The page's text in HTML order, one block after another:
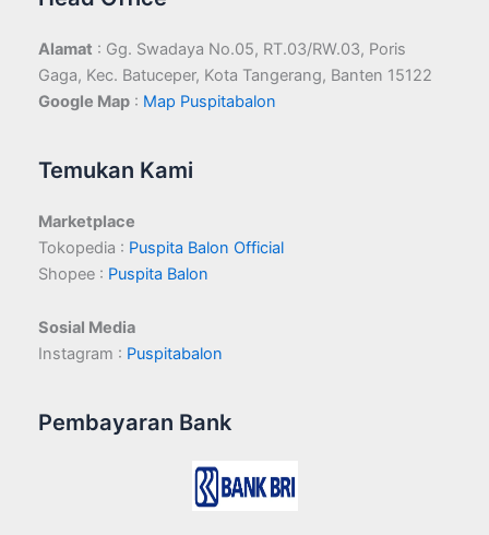
Alamat : Gg. Swadaya No.05, RT.03/RW.03, Poris
Gaga, Kec. Batuceper, Kota Tangerang, Banten 15122
Google Map : Map Puspitabalon
Temukan Kami
Marketplace
Tokopedia : Puspita Balon Official
Shopee : Puspita Balon
Sosial Media
Instagram : Puspitabalon
Pembayaran Bank